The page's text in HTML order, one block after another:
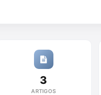
3
ARTIGOS